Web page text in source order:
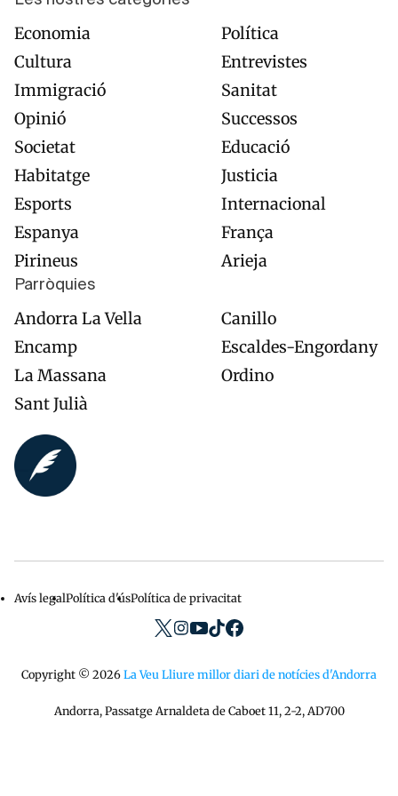
Economia
Política
Cultura
Entrevistes
Immigració
Sanitat
Opinió
Successos
Societat
Educació
Habitatge
Justicia
Esports
Internacional
Espanya
França
Pirineus
Arieja
Parròquies
Andorra La Vella
Canillo
Encamp
Escaldes-Engordany
La Massana
Ordino
Sant Julià
Menu
Avís legalPolítica d'úsPolítica de privacitat
Copyright © 2026La Veu Lliure millor diari de notícies d'Andorra
Andorra, Passatge Arnaldeta de Caboet 11, 2-2, AD700